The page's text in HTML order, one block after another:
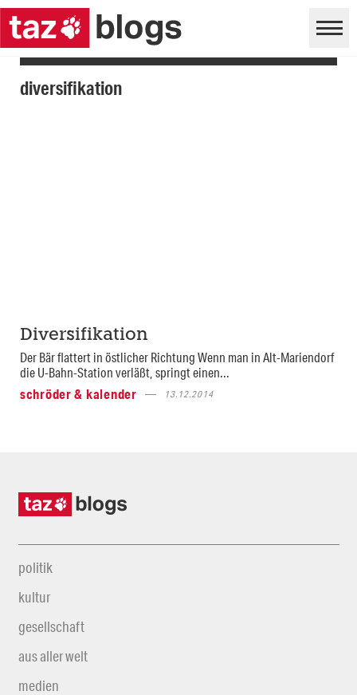
diversifikation
Diversifikation
Der Bär flattert in östlicher Richtung Wenn man in Alt-Mariendorf
die U-Bahn-Station verläßt, springt einen...
schröder & kalender
13.12.2014
politik
kultur
gesellschaft
aus aller welt
medien